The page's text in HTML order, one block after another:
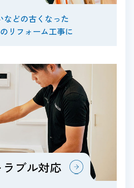
などの古くなった
リフォーム工事に
ブル対応